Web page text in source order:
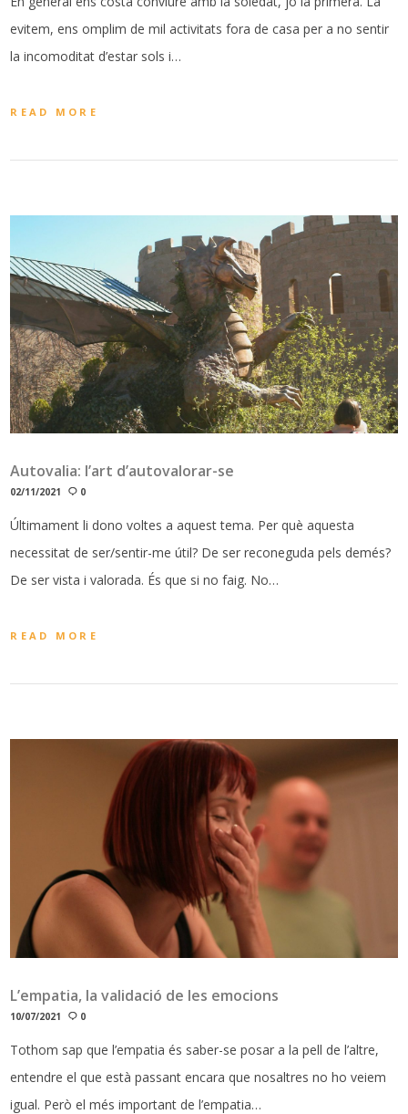
evitem, ens omplim de mil activitats fora de casa per a no sentir
la incomoditat d’estar sols i…
READ MORE
Autovalia: l’art d’autovalorar-se
02/11/2021 0
Últimament li dono voltes a aquest tema. Per què aquesta
necessitat de ser/sentir-me útil? De ser reconeguda pels demés?
De ser vista i valorada. És que si no faig. No…
READ MORE
L’empatia, la validació de les emocions
10/07/2021 0
Tothom sap que l’empatia és saber-se posar a la pell de l’altre,
entendre el que està passant encara que nosaltres no ho veiem
igual. Però el més important de l’empatia…